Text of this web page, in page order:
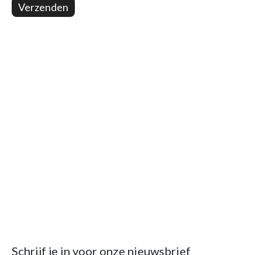
Verzenden
Schrijf je in voor onze nieuwsbrief